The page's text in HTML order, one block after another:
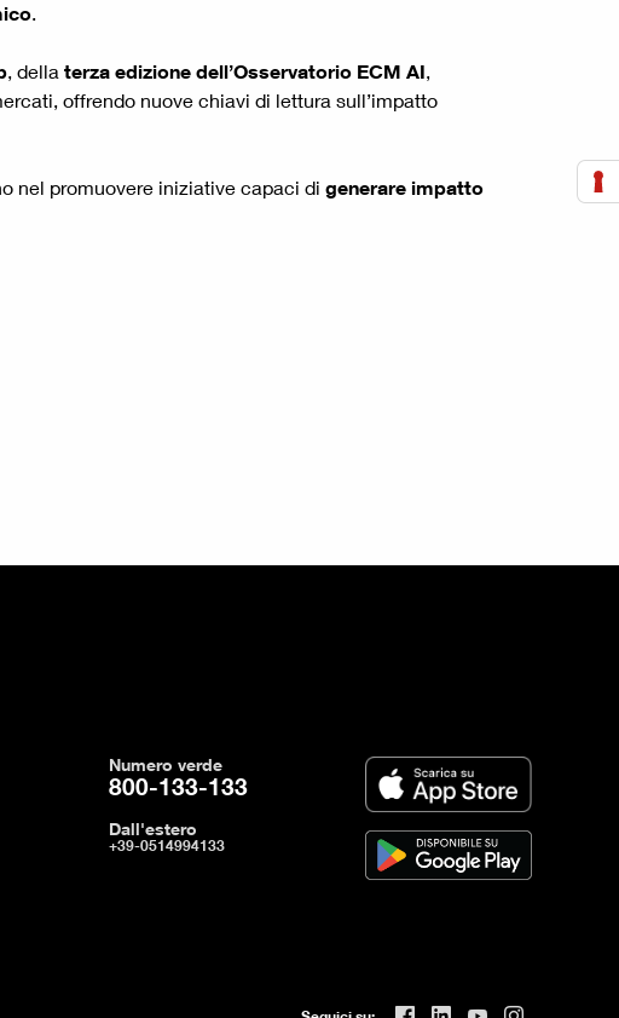
.
, della terza edizione dell’Osservatorio ECM AI,
offrendo nuove chiavi di lettura sull’impatto
nel promuovere iniziative capaci di generare impatto
Numero verde
800-133-133
Dall'estero
+39-0514994133